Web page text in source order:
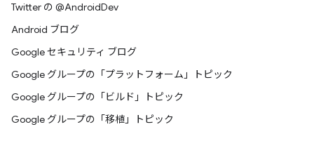
Twitter の @AndroidDev
Android ブログ
Google セキュリティ ブログ
Google グループの「プラットフォーム」トピック
Google グループの「ビルド」トピック
Google グループの「移植」トピック